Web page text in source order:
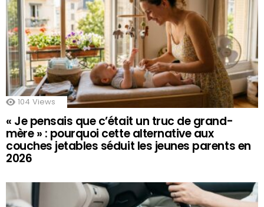
104 Views
« Je pensais que c’était un truc de grand-
mère » : pourquoi cette alternative aux
couches jetables séduit les jeunes parents en
2026